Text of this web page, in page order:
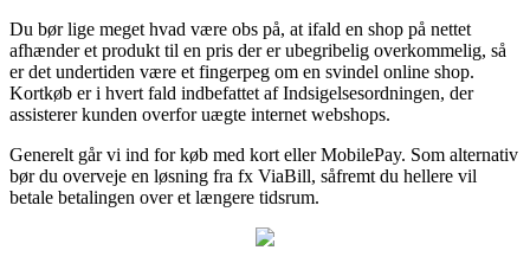
Du bør lige meget hvad være obs på, at ifald en shop på nettet
afhænder et produkt til en pris der er ubegribelig overkommelig, så
er det undertiden være et fingerpeg om en svindel online shop.
Kortkøb er i hvert fald indbefattet af Indsigelsesordningen, der
assisterer kunden overfor uægte internet webshops.
Generelt går vi ind for køb med kort eller MobilePay. Som alternativ
bør du overveje en løsning fra fx ViaBill, såfremt du hellere vil
betale betalingen over et længere tidsrum.